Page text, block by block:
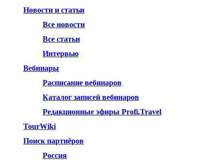
Новости и статьи
Все новости
Все статьи
Интервью
Вебинары
Расписание вебинаров
Каталог записей вебинаров
Редакционные эфиры Profi.Travel
TourWiki
Поиск партнёров
Россия